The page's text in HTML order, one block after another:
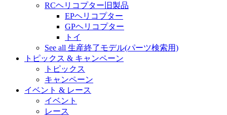
RCヘリコプター旧製品
EPヘリコプター
GPヘリコプター
トイ
See all 生産終了モデル(パーツ検索用)
トピックス & キャンペーン
トピックス
キャンペーン
イベント & レース
イベント
レース